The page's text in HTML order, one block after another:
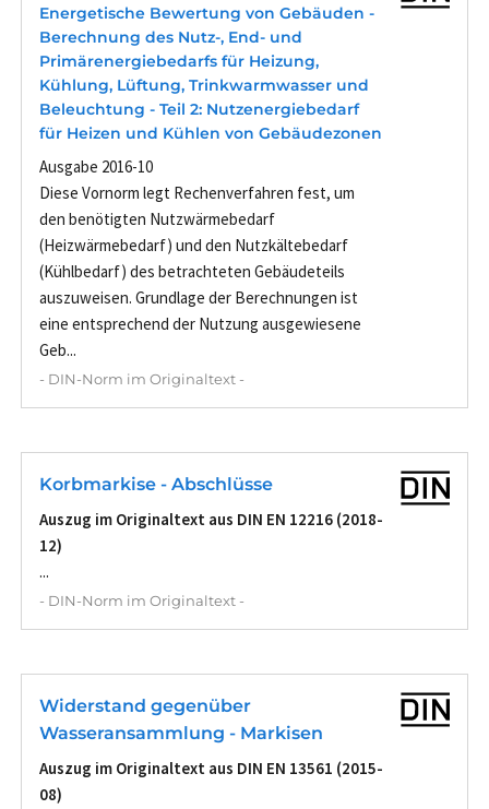
Energetische Bewertung von Gebäuden -
Berechnung des Nutz-, End- und
Primärenergiebedarfs für Heizung,
Kühlung, Lüftung, Trinkwarmwasser und
Beleuchtung - Teil 2: Nutzenergiebedarf
für Heizen und Kühlen von Gebäudezonen
Ausgabe 2016-10
Diese Vornorm legt Rechenverfahren fest, um
den benötigten Nutzwärmebedarf
(Heizwärmebedarf) und den Nutzkältebedarf
(Kühlbedarf) des betrachteten Gebäudeteils
auszuweisen. Grundlage der Berechnungen ist
eine entsprechend der Nutzung ausgewiesene
Geb...
- DIN-Norm im Originaltext -
Korbmarkise - Abschlüsse
Auszug im Originaltext aus DIN EN 12216 (2018-
12)
...
- DIN-Norm im Originaltext -
Widerstand gegenüber
Wasseransammlung - Markisen
Auszug im Originaltext aus DIN EN 13561 (2015-
08)